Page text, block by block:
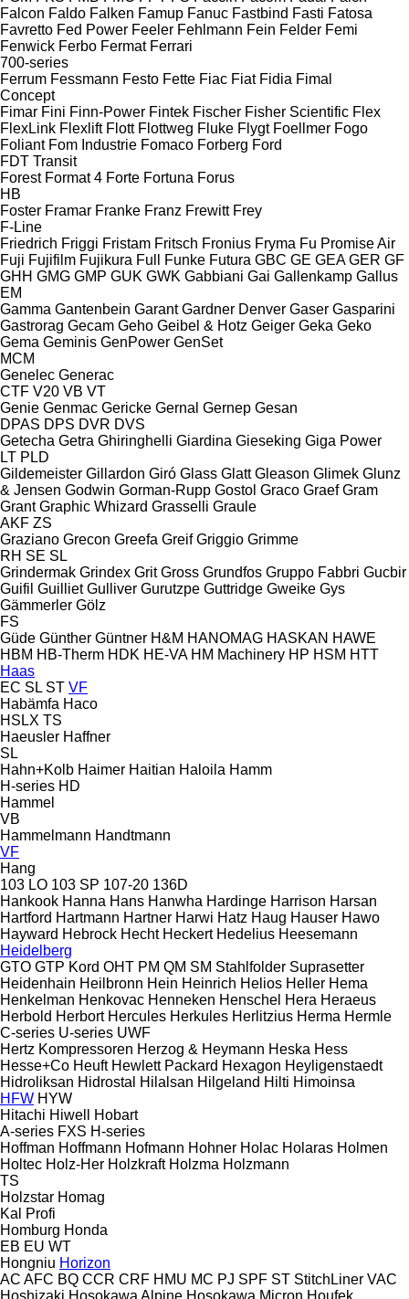
Falcon Faldo Falken Famup Fanuc Fastbind Fasti Fatosa
Favretto Fed Power Feeler Fehlmann Fein Felder Femi
Fenwick Ferbo Fermat Ferrari
700-series
Ferrum Fessmann Festo Fette Fiac Fiat Fidia Fimal
Concept
Fimar Fini Finn-Power Fintek Fischer Fisher Scientific Flex
FlexLink Flexlift Flott Flottweg Fluke Flygt Foellmer Fogo
Foliant Fom Industrie Fomaco Forberg Ford
FDT Transit
Forest Format 4 Forte Fortuna Forus
HB
Foster Framar Franke Franz Frewitt Frey
F-Line
Friedrich Friggi Fristam Fritsch Fronius Fryma Fu Promise Air
Fuji Fujifilm Fujikura Full Funke Futura GBC GE GEA GER GF
GHH GMG GMP GUK GWK Gabbiani Gai Gallenkamp Gallus
EM
Gamma Gantenbein Garant Gardner Denver Gaser Gasparini
Gastrorag Gecam Geho Geibel & Hotz Geiger Geka Geko
Gema Geminis GenPower GenSet
MCM
Genelec Generac
CTF V20 VB VT
Genie Genmac Gericke Gernal Gernep Gesan
DPAS DPS DVR DVS
Getecha Getra Ghiringhelli Giardina Gieseking Giga Power
LT PLD
Gildemeister Gillardon Giró Glass Glatt Gleason Glimek Glunz
& Jensen Godwin Gorman-Rupp Gostol Graco Graef Gram
Grant Graphic Whizard Grasselli Graule
AKF ZS
Graziano Grecon Greefa Greif Griggio Grimme
RH SE SL
Grindermak Grindex Grit Gross Grundfos Gruppo Fabbri Gucbir
Guifil Guilliet Gulliver Gurutzpe Guttridge Gweike Gys
Gämmerler Gölz
FS
Güde Günther Güntner H&M HANOMAG HASKAN HAWE
HBM HB‑Therm HDK HE-VA HM Machinery HP HSM HTT
Haas
EC SL ST VF
Habämfa Haco
HSLX TS
Haeusler Haffner
SL
Hahn+Kolb Haimer Haitian Haloila Hamm
H-series HD
Hammel
VB
Hammelmann Handtmann
VF
Hang
103 LO 103 SP 107-20 136D
Hankook Hanna Hans Hanwha Hardinge Harrison Harsan
Hartford Hartmann Hartner Harwi Hatz Haug Hauser Hawo
Hayward Hebrock Hecht Heckert Hedelius Heesemann
Heidelberg
GTO GTP Kord OHT PM QM SM Stahlfolder Suprasetter
Heidenhain Heilbronn Hein Heinrich Helios Heller Hema
Henkelman Henkovac Henneken Henschel Hera Heraeus
Herbold Herbort Hercules Herkules Herlitzius Herma Hermle
C-series U-series UWF
Hertz Kompressoren Herzog & Heymann Heska Hess
Hesse+Co Heuft Hewlett Packard Hexagon Heyligenstaedt
Hidroliksan Hidrostal Hilalsan Hilgeland Hilti Himoinsa
HFW HYW
Hitachi Hiwell
Hobart
A-series FXS H-series
Hoffman Hoffmann Hofmann Hohner Holac Holaras Holmen
Holtec Holz-Her Holzkraft Holzma Holzmann
TS
Holzstar Homag
Kal
Profi
Homburg Honda
EB EU WT
Hongniu Horizon
AC AFC BQ CCR CRF HMU MC PJ SPF ST StitchLiner VAC
Hoshizaki Hosokawa Alpine Hosokawa Micron Houfek